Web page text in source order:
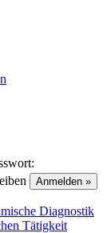
Diagnostik
Tätigkeit